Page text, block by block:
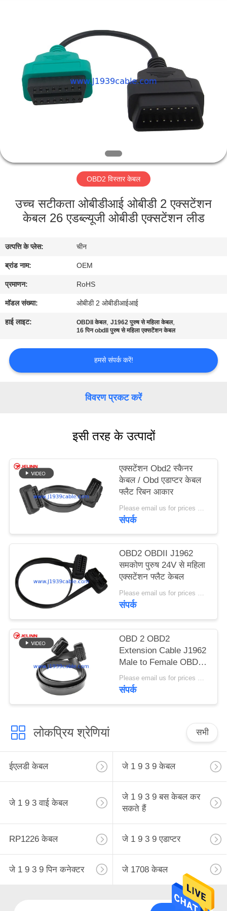
उत्पादों
में
भ्रमण
नियंत्रण
संपर्क
करें
उद्धरण
की
PRIVACY
POLICY
OBD2 विस्तार केबल
उच्च सटीकता ओबीडीआई ओबीडी 2 एक्सटेंशन
केबल 26 एडब्ल्यूजी ओबीडी एक्सटेंशन लीड
उत्पत्ति के प्लेस: चीन
ब्रांड नाम: OEM
प्रमाणन: RoHS
मॉडल संख्या: ओबीडी 2 ओबीडीआईआई
हाई लाइट: OBDII केबल,J1962 पुरुष से महिला केबल,
16 पिन obdII पुरुष से महिला एक्सटेंशन केबल
हमसे संपर्क करें!
विवरण प्रकट करें
इसी तरह के उत्पादों
एक्सटेंशन Obd2 स्कैनर
केबल / Obd एडाप्टर केबल
फ्लैट रिबन आकार
Please email us for prices MOQ:100 पीसी
संपर्क
OBD2 OBDII J1962
समकोण पुरुष 24V से महिला
एक्सटेंशन फ्लैट केबल
Please email us for prices MOQ:100 पीसी
संपर्क
OBD 2 OBD2
Extension Cable J1962
Male to Female OBDII
Connector Extender
With 16-core Wires
Please email us for prices MOQ:100 पीसीएस
संपर्क
लोकप्रिय श्रेणियां सभी
ईएलडी केबल जे 1 9 3 9 केबल
जे 1 9 3 वाई केबल
जे 1 9 3 9 बस केबल कर
सकते हैं
RP1226 केबल जे 1 9 3 9 एडाप्टर
जे 1 9 3 9 पिन कनेक्टर जे 1708 केबल